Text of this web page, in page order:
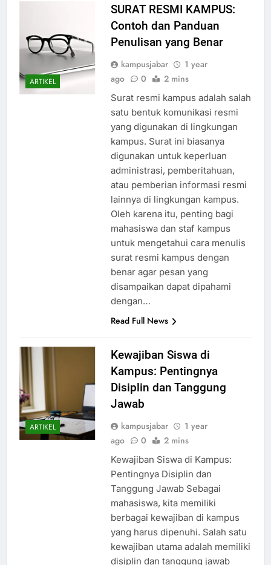
ARTIKEL
SURAT RESMI KAMPUS:
Contoh dan Panduan
Penulisan yang Benar
kampusjabar
1 year
Surat resmi kampus adalah salah
satu bentuk komunikasi resmi
yang digunakan di lingkungan
kampus. Surat ini biasanya
digunakan untuk keperluan
administrasi, pemberitahuan,
atau pemberian informasi resmi
lainnya di lingkungan kampus.
Oleh karena itu, penting bagi
mahasiswa dan staf kampus
untuk mengetahui cara menulis
surat resmi kampus dengan
benar agar pesan yang
disampaikan dapat dipahami
ARTIKEL
Kewajiban Siswa di
Kampus: Pentingnya
Disiplin dan Tanggung
kampusjabar
1 year
Kewajiban Siswa di Kampus:
Pentingnya Disiplin dan
Tanggung Jawab Sebagai
mahasiswa, kita memiliki
berbagai kewajiban di kampus
yang harus dipenuhi. Salah satu
kewajiban utama adalah memiliki